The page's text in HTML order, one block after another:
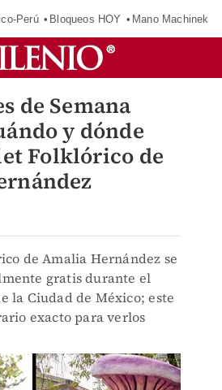
Perú Bloqueos HOY Mano Machinek
de Semana
y dónde
Folklórico de
de Amalia Hernández se
gratis durante el
la Ciudad de México; este
exacto para verlos